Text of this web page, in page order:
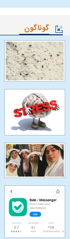
گوناگون